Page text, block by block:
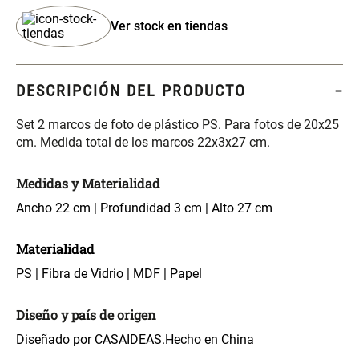
Ver stock en tiendas
DESCRIPCIÓN DEL PRODUCTO
Set 2 marcos de foto de plástico PS. Para fotos de 20x25
cm. Medida total de los marcos 22x3x27 cm.
Medidas y Materialidad
Ancho 22 cm | Profundidad 3 cm | Alto 27 cm
Materialidad
PS | Fibra de Vidrio | MDF | Papel
Diseño y país de origen
Diseñado por CASAIDEAS.Hecho en China
S/ 349.00
Hilos
S/ 69.90S/ 55.90 S/ 169.00
Comoda Bambú con Puertas 80
x 33 x 80 cm
Plumón Pluma